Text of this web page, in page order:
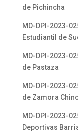
de Pichincha
MD-DPI-2023-
Estudiantil de
MD-DPI-2023-
de Pastaza
MD-DPI-2023-
de Zamora
MD-DPI-2023-
Deportivas